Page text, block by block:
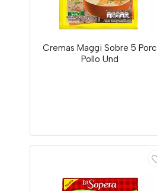
Cremas Maggi Sobre 5 Porc
Pollo Und